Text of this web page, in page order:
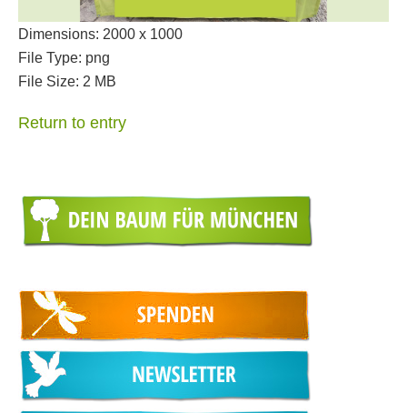
Dimensions: 2000 x 1000
File Type: png
File Size: 2 MB
Return to entry